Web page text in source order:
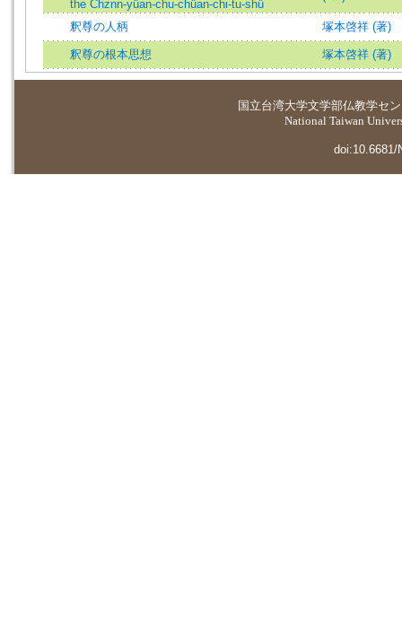
the Chznn-yüan-chu-chüan-chi-tu-shü
釈尊の人柄 塚本啓祥 (著)
釈尊の根本思想 塚本啓祥 (著)
国立台湾大学文学部仏教学セ
National Taiwan
doi:10.6681/